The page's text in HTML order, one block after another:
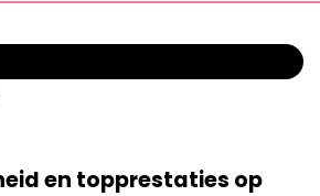
en topprestaties op